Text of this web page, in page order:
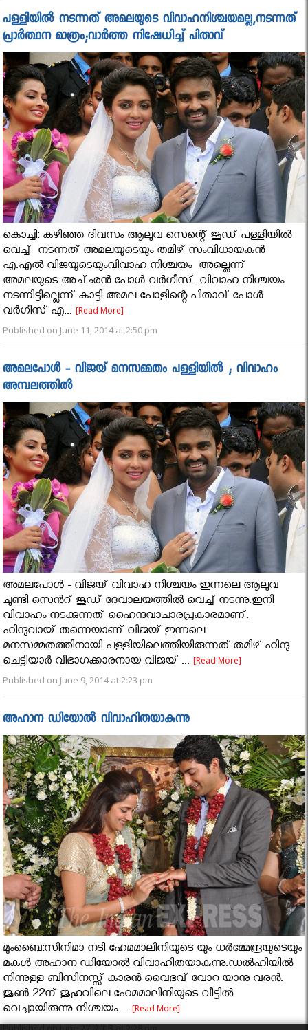
പള്ളിയില്‍ നടന്നത് അമലയുടെ വിവാഹനിശ്ചയമല്ല,നടന്നത്
പ്രാര്‍ത്ഥന മാത്രം;വാര്‍ത്ത നിഷേധിച്ച് പിതാവ്
കൊച്ചി: കഴിഞ്ഞ ദിവസം ആലുവ സെന്റെ് ജൂഡ് പള്ളിയില്‍
വെച്ച് നടന്നത് അമലയുടെയും തമിഴ് സംവിധായകന്‍
എ.എല്‍ വിജയുടെയുംവിവാഹ നിശ്ചയം അല്ലെന്ന്
അമലയുടെ അച്‌ഛന്‍ പോള്‍ വര്‍ഗീസ്‌. വിവാഹ നിശ്ചയം
നടന്നിട്ടില്ലെന്ന് കാട്ടി അമല പോളിന്റെ പിതാവ് പോള്‍
വര്‍ഗീസ് എ...[Read More]
Published on June 11, 2014 at 2:50 pm
അമലപോൾ - വിജയ്‌ മനസമ്മതം പള്ളിയിൽ ; വിവാഹം
അമ്പലത്തിൽ
അമലപോൾ - വിജയ്‌ വിവാഹ നിശ്ചയം ഇന്നലെ ആലുവ
ചുണ്ടി സെൻറ് ജുഡ് ദേവാലയത്തിൽ വെച്ച് നടന്നു.ഇനി
വിവാഹം നടക്കുന്നത് ഹൈന്ദവാചാരപ്രകാരമാണ്.
ഹിന്ദുവായ് തന്നെയാണ് വിജയ്‌ ഇന്നലെ
മനസമ്മതത്തിനായി പള്ളിയിലെത്തിയിരുന്നത്.തമിഴ് ഹിന്ദു
ചെട്ടിയാർ വിഭാഗക്കാരനായ വിജയ്‌ ...[Read More]
Published on June 9, 2014 at 2:23 pm
അഹാന ഡിയോൽ വിവാഹിതയാകുന്നു
മുംബൈ:സിനിമാ നടി ഹേമമാലിനിയുടെ യും ധർമ്മേന്ദ്രയുടെയും
മകൾ അഹാന ഡിയോൽ വിവാഹിതയാകുന്നു.ഡൽഹിയിൽ
നിന്നുള്ള ബിസിനസ്സ് കാരൻ വൈഭവ് വോറ യാനു വരൻ.
ജൂൺ 22ന് ജുഹുവിലെ ഹേമമാലിനിയുടെ വീട്ടിൽ
വെച്ചായിരുന്നു നിശ്ചയം....[Read More]